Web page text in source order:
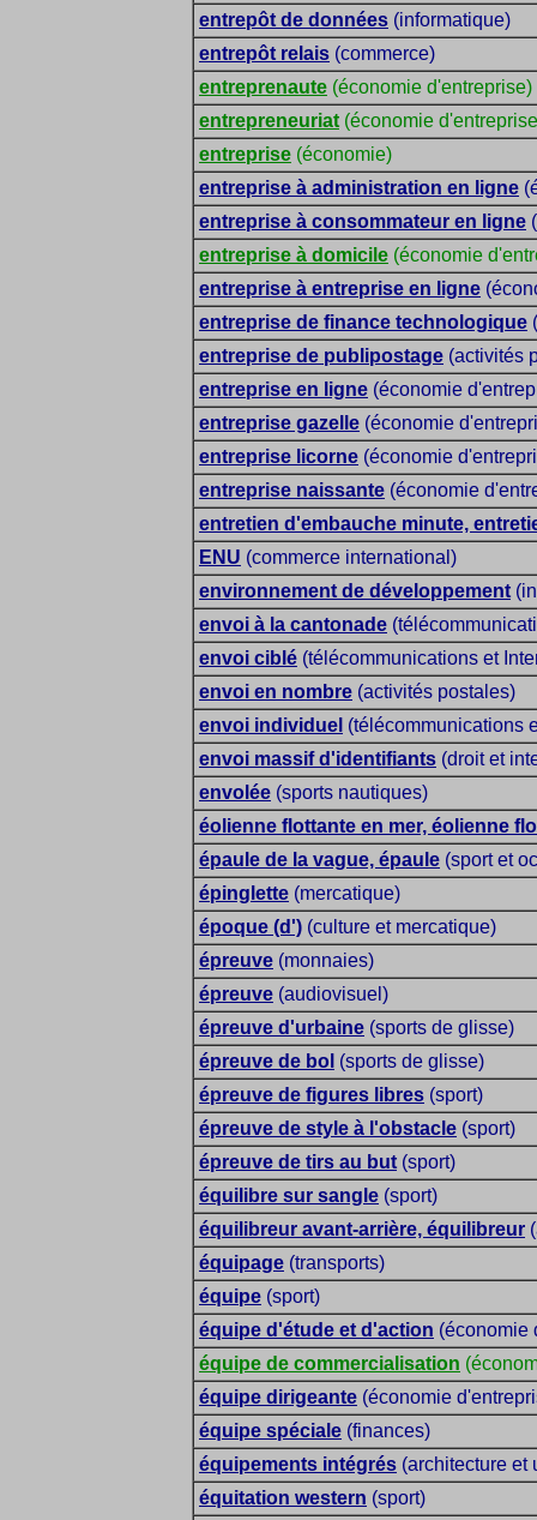
entrepôt de données (informatique)
entrepôt relais (commerce)
entreprenaute (économie d'entreprise)
entrepreneuriat (économie
entreprise (économie)
entreprise à administration en ligne
entreprise à consommateur en ligne
entreprise à domicile (économie
entreprise à entreprise en ligne
entreprise de finance technologique
entreprise de publipostage (activités
entreprise en ligne (économie
entreprise gazelle (économie
entreprise licorne (économie
entreprise naissante (économie
entretien d'embauche minute,
ENU (commerce international)
environnement de développement
envoi à la cantonade
envoi ciblé (télécommunications et
envoi en nombre (activités postales)
envoi individuel (télécommunications
envoi massif d'identifiants (droit et
envolée (sports nautiques)
éolienne flottante en mer, éolienne
épaule de la vague, épaule (sport et
épinglette (mercatique)
époque (d') (culture et mercatique)
épreuve (monnaies)
épreuve (audiovisuel)
épreuve d'urbaine (sports de glisse)
épreuve de bol (sports de glisse)
épreuve de figures libres (sport)
épreuve de style à l'obstacle (sport)
épreuve de tirs au but (sport)
équilibre sur sangle (sport)
équilibreur avant-arrière, équilibreur
équipage (transports)
équipe (sport)
équipe d'étude et d'action (économie
équipe de commercialisation
équipe dirigeante (économie
équipe spéciale (finances)
équipements intégrés (architecture et
équitation western (sport)